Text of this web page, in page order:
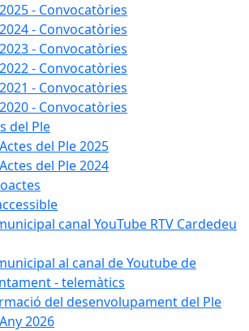
2025 - Convocatòries
2024 - Convocatòries
2023 - Convocatòries
2022 - Convocatòries
2021 - Convocatòries
2020 - Convocatòries
del Ple
Actes del Ple 2025
Actes del Ple 2024
canal YouTube RTV Cardedeu
al canal de Youtube de
- telemàtics
del desenvolupament del Ple
Any 2026